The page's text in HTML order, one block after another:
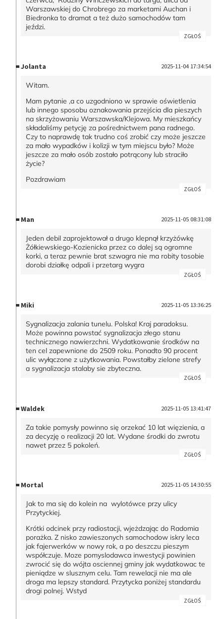
Warszawskiej do Chrobrego za marketami Auchan i
Biedronka to dramat a też dużo samochodów tam
jeździ.
ZGŁOŚ
Jolanta 2025-11-04 17:34:54
Witam.
Mam pytanie ,a co uzgodniono w sprawie oświetlenia
lub innego sposobu oznakowania przejścia dla pieszych
na skrzyżowaniu Warszawska/Klejowa. My mieszkańcy
składaliśmy petycję za pośrednictwem pana radnego.
Czy to naprawdę tak trudno coś zrobić czy może jeszcze
za mało wypadków i kolizji w tym miejscu było? Może
jeszcze za mało osób zostało potrącony lub straciło
życie?
Pozdrawiam
ZGŁOŚ
Man 2025-11-05 08:31:08
Jeden debil zaprojektował a drugo klepnął krzyżówkę
Żółkiewskiego-Kozienicka przez co dalej są ogromne
korki, a teraz pewnie brat szwagra nie ma robity tosobie
dorobi działkę odpali i przetarg wygra
ZGŁOŚ
Miki 2025-11-05 13:36:25
Sygnalizacja zalania tunelu. Polska! Kraj paradoksu.
Może powinna powstać sygnalizacja złego stanu
technicznego nawierzchni. Wydatkowanie środków na
ten cel zapewnione do 2509 roku. Ponadto 90 procent
ulic wyłączone z użytkowania. Powstałby zielone strefy
a sygnalizacja stalaby sie zbyteczna.
ZGŁOŚ
Waldek 2025-11-05 13:41:47
Za takie pomysły powinno się orzekać 10 lat więzienia, a
za decyzję o realizacji 20 lat. Wydane środki do zwrotu
nawet przez 5 pokoleń.
ZGŁOŚ
Mortal 2025-11-05 14:30:55
Jak to ma się do kolein na wylotówce przy ulicy
Przytyckiej.
Krótki odcinek przy radiostacji, wjeżdzając do Radomia
porażka. Z nisko zawieszonych samochodow iskry leca
jak fajerwerków w nowy rok, a po deszczu pieszym
współczuje. Moze pomyslodawca inwestycji powinien
zwrocić się do wójta osciennej gminy jak wydatkowac te
pieniądze w slusznym celu. Tam rewelacji nie ma ale
droga ma lepszy standard. Przytycka poniżej standardu
drogi polnej. Wstyd
ZGŁOŚ